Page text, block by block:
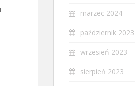
marzec 2024
październik 2023
wrzesień 2023
sierpień 2023